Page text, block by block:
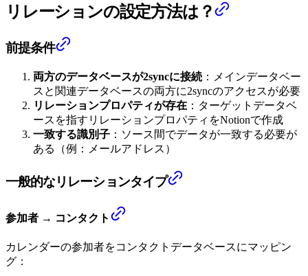
リレーションの設定方法は？
前提条件
両方のデータベースが2syncに接続 ：メインデータベー
スと関連データベースの両方に2syncのアクセスが必要
リレーションプロパティが存在 ：ターゲットデータベ
ースを指すリレーションプロパティをNotionで作成
一致する識別子 ：ソース間でデータが一致する必要が
ある（例：メールアドレス）
一般的なリレーションタイプ
参加者 → コンタクト
カレンダーの参加者をコンタクトデータベースにマッピン
グ：